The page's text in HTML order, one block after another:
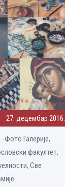
27. децембар 2016.
-Фото Галерије,
факултет,
Све